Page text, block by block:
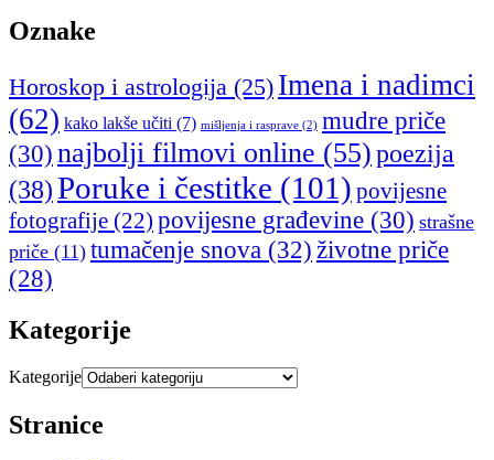
Oznake
Horoskop i astrologija (25) Imena i nadimci
(62) kako lakše učiti (7) mišljenja i rasprave (2) mudre priče
(30) najbolji filmovi online (55)poezija
(38)Poruke i čestitke (101) povijesne
fotografije (22) povijesne građevine (30) strašne
priče (11) tumačenje snova (32) životne priče
(28)
Kategorije
Kategorije
Stranice